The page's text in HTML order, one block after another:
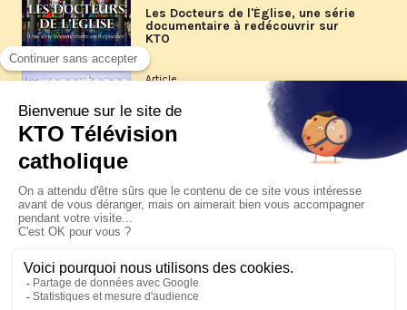
Les Docteurs de l'Église, une série
documentaire à redécouvrir sur
KTO
Article
Les reportages d'été 2026 de KTO
La visite pastorale du pape Léon
XIV à Assise à suivre sur KTO le
jeudi 6 août
Le pape en Uruguay, Argentine et
Pérou du 6 au 17 novembre 2026